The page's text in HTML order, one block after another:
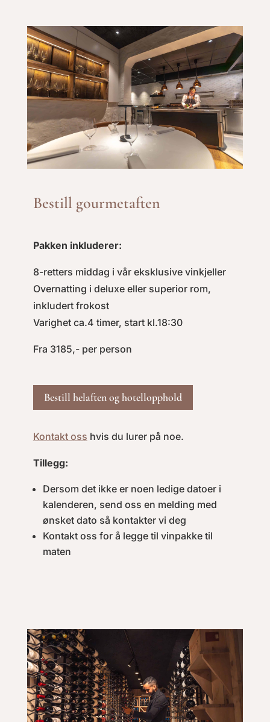
Bestill gourmetaften
Pakken inkluderer:
8-retters middag i vår eksklusive vinkjeller
Overnatting i deluxe eller superior rom,
inkludert frokost
Varighet ca.4 timer, start kl.18:30
Fra 3185,- per person
Bestill helaften og hotellopphold
Kontakt oss hvis du lurer på noe.
Tillegg:
Dersom det ikke er noen ledige datoer i
kalenderen, send oss en melding med
ønsket dato så kontakter vi deg
Kontakt oss for å legge til vinpakke til
maten